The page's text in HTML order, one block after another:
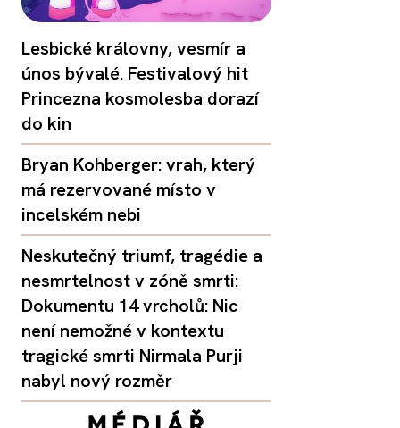
Lesbické královny, vesmír a
únos bývalé. Festivalový hit
Princezna kosmolesba dorazí
do kin
Bryan Kohberger: vrah, který
má rezervované místo v
incelském nebi
Neskutečný triumf, tragédie a
nesmrtelnost v zóně smrti:
Dokumentu 14 vrcholů: Nic
není nemožné v kontextu
tragické smrti Nirmala Purji
nabyl nový rozměr